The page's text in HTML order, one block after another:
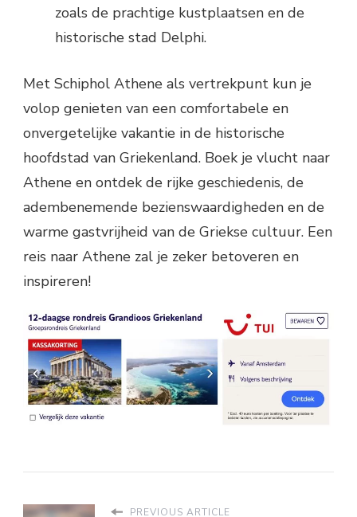
zoals de prachtige kustplaatsen en de
historische stad Delphi.
Met Schiphol Athene als vertrekpunt kun je
volop genieten van een comfortabele en
onvergetelijke vakantie in de historische
hoofdstad van Griekenland. Boek je vlucht naar
Athene en ontdek de rijke geschiedenis, de
adembenemende bezienswaardigheden en de
warme gastvrijheid van de Griekse cultuur. Een
reis naar Athene zal je zeker betoveren en
inspireren!
PREVIOUS ARTICLE